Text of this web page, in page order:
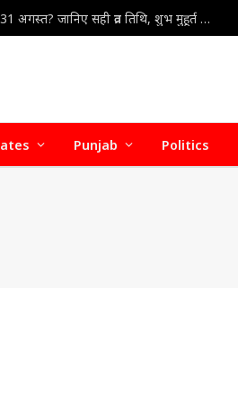
Kajari Teej Vrat 2026 : कजरी तीज 30 या 31 अगस्त? जानिए सही व्रत तिथि, शुभ मुहूर्त और पूजा की संपूर्ण विधि
Punjab Politics